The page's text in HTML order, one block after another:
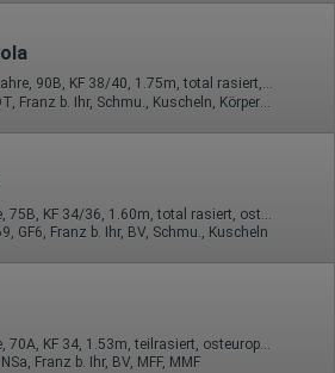
nicht mit anderen Daten von Google
zum Besucherverhalten sind folgende:
oder Smartphone)
Add-ons
Suchmaschine oder
heruntergeladen?
angeklickt?
Klickte er auf weitere Seiten des
komplett verlassen?
TS, 25 Jahre, 90B, KF 38/40, 1.75m, total rasiert, Latina
GF6, Franz b. Ihr, BV, Schmu., Kuscheln
26 Jahre, 70A, KF 34, 1.53m, teilrasiert, osteuropäisch
Franz b. Ihr, BV, MFF, MMF